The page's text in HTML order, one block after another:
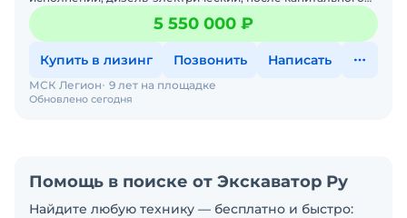
ремонта, с документами.Грузоподъемностью 32 т.Стрела
5 550 000 ₽
Купить в лизинг Позвонить Написать
Обновлено сегодня
МСК Легион 9 лет на площадке
Помощь в поиске от Экскаватор Ру
Найдите любую технику — бесплатно и быстро: